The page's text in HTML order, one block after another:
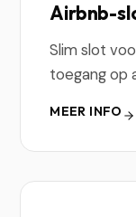
Airbnb-
Slim slot
toegang op
MEER INFO